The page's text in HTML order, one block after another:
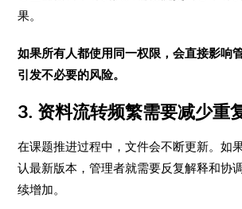
果。
如果所有人都使用同一权限，会直接影响
引发不必要的风险。
3. 资料流转频繁需要减少重
在课题推进过程中，文件会不断更新。如
认最新版本，管理者就需要反复解释和协
续增加。